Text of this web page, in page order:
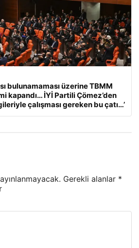
bulunamaması üzerine TBMM
kapandı… İYİ Partili Çömez’den
çalışması gereken bu çatı…’
Gerekli alanlar *